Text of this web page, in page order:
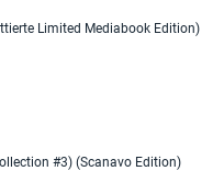
Limited Mediabook Edition)